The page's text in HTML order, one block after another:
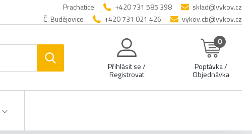
Prachatice +420 731 585 398
sklad@vykov.cz
Č. Budějovice
+420 731 021 426 vykov.cb@vykov.cz
Přihlásit se /
Registrovat
0
Poptávka /
Objednávka